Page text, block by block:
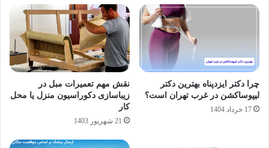
چرا دکتر ایزدپناه بهترین دکتر
لیپوساکشن در غرب تهران است؟
17 خرداد 1404
نقش مهم تعمیرات مبل در
زیباسازی دکوراسیون منزل یا محل
کار
21 شهریور 1403